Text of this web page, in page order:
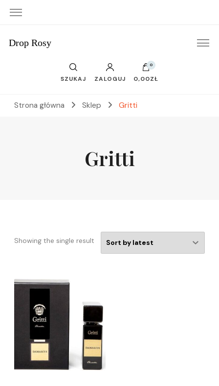
Drop Rosy
SZUKAJ ZALOGUJ
0
0,00ZŁ
Strona główna Sklep Gritti
Gritti
Showing the single result